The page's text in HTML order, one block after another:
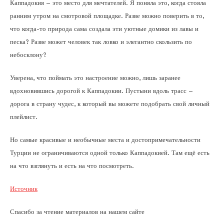
Каппадокия – это место для мечтателей. Я поняла это, когда стояла
ранним утром на смотровой площадке. Разве можно поверить в то,
что когда-то природа сама создала эти уютные домики из лавы и
песка? Разве может человек так ловко и элегантно скользить по
небосклону?
Уверена, что поймать это настроение можно, лишь заранее
вдохновившись дорогой к Каппадокии. Пустыни вдоль трасс –
дорога в страну чудес, к который вы можете подобрать свой личный
плейлист.
Но самые красивые и необычные места и достопримечательности
Турции не ограничиваются одной только Каппадокией. Там ещё есть
на что взглянуть и есть на что посмотреть.
Источник
Спасибо за чтение материалов на нашем сайте